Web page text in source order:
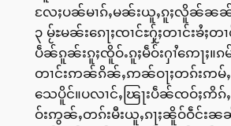
လႄႈပၼ်မၢၵ်ႇမၼ်းယူႇၵူႈလိူၼ်ၼၼ်
၃ မႂ်ႊမၼ်းၵေႃႈၸၢင်ႊႁႂ်ႈတၢင်းၶႆႈတၢ
ပဵၼ်ၵူၼ်းၵူႈၸိူဝ်ႉၵူႈမဵဝ်းႁၢႆဢေႃႈ။
တၢင်းဢၼ်ၵိၼ်ႇဢၼ်ဝႃႈတၵ်းဢမ်
သေပိူင်။ပလၢင်ႇၽြႃးပဵၼ်ၸဝ်ႈဢိ
ဝ်းဢွၼ်ႇတၵ်းမီးယူႇၵႃႈၼိူဝ်ဝဵင်းၼၼ်